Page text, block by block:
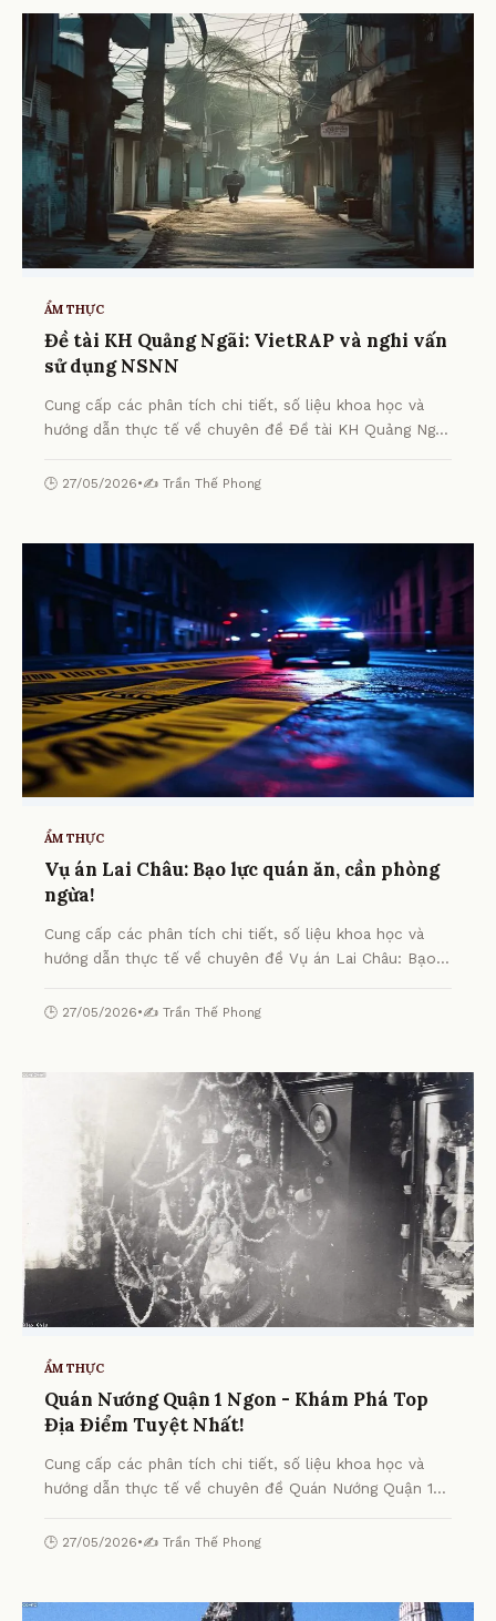
ẨM THỰC
Đề tài KH Quảng Ngãi: VietRAP và nghi vấn
sử dụng NSNN
Cung cấp các phân tích chi tiết, số liệu khoa học và
hướng dẫn thực tế về chuyên đề Đề tài KH Quảng Ngãi:
🕒 27/05/2026•✍️ Trần Thế Phong
ẨM THỰC
Vụ án Lai Châu: Bạo lực quán ăn, cần phòng
ngừa!
Cung cấp các phân tích chi tiết, số liệu khoa học và
hướng dẫn thực tế về chuyên đề Vụ án Lai Châu: Bạo
🕒 27/05/2026•✍️ Trần Thế Phong
ẨM THỰC
Quán Nướng Quận 1 Ngon - Khám Phá Top
Địa Điểm Tuyệt Nhất!
Cung cấp các phân tích chi tiết, số liệu khoa học và
hướng dẫn thực tế về chuyên đề Quán Nướng Quận 1
gia.
🕒 27/05/2026•✍️ Trần Thế Phong